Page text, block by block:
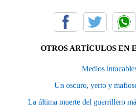
OTROS ARTÍCULOS EN
Medios
Un oscuro, yerto y
La última muerte del guerrillero